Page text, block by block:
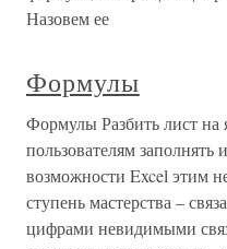
Назовем ее
Формулы
Формулы Разбить лист на
пользователям
возможности Excel этим
ступень мастерства –
цифрами невидимыми